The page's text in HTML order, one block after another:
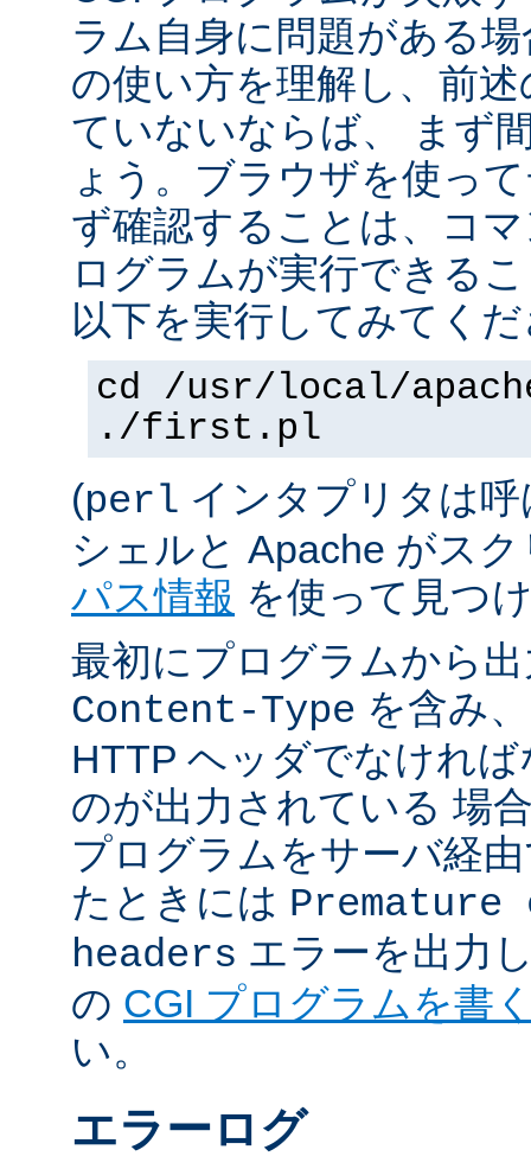
ラム自身に問題がある
の使い方を理解し、前
ていないならば、 まず
ょう。ブラウザを使っ
ず確認することは、コ
ログラムが実行できる
以下を実行してみてく
cd /usr/local/
./first.pl
(perl インタプリタは
シェルと Apache がス
パス情報 を使って見つ
最初にプログラムから
Content-Type を含み
HTTP ヘッダでなけれ
のが出力されている 場
プログラムをサーバ経
たときには
headers エラーを出力
の CGI プログラムを書
い。
エラーログ